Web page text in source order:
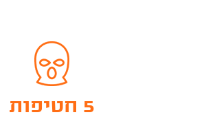
5 חטיפות